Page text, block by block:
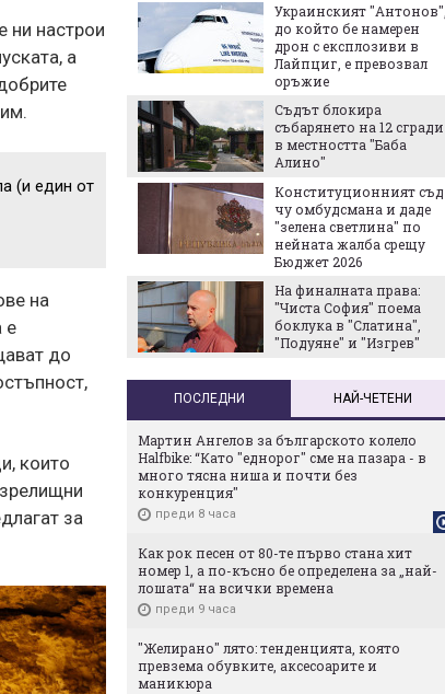
ни настрои
а
(и един от
на
е
до
които
за
на
за отбор е
Авив?
но се
с трансфер
Украинският "Антонов",
до който бе намерен
дрон с експлозиви в
Лайпциг, е превозвал
оръжие
Съдът блокира
събарянето на 12 сгради
в местността "Баба
Алино"
Конституционният съд
чу омбудсмана и даде
"зелена светлина" по
нейната жалба срещу
Бюджет 2026
На финалната права:
"Чиста София" поема
боклука в "Слатина",
"Подуяне" и "Изгрев"
ПОСЛЕДНИ НАЙ-ЧЕТЕНИ
Мартин Ангелов за българското колело
Halfbike: “Като "еднорог" сме на пазара - в
много тясна ниша и почти без
конкуренция"
преди 8 часа
Как рок песен от 80-те първо стана хит
номер 1, а по-късно бе определена за „най-
лошата“ на всички времена
преди 9 часа
"Желирано" лято: тенденцията, която
превзема обувките, аксесоарите и
маникюра